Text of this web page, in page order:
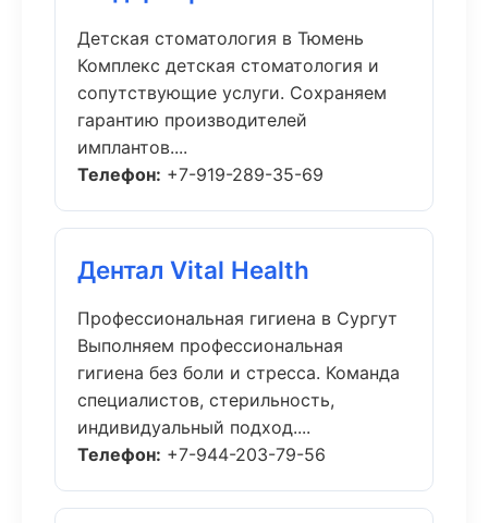
Детская стоматология в Тюмень
Комплекс детская стоматология и
сопутствующие услуги. Сохраняем
гарантию производителей
имплантов....
Телефон: +7-919-289-35-69
Дентал Vital Health
Профессиональная гигиена в Сургут
Выполняем профессиональная
гигиена без боли и стресса. Команда
специалистов, стерильность,
индивидуальный подход....
Телефон: +7-944-203-79-56